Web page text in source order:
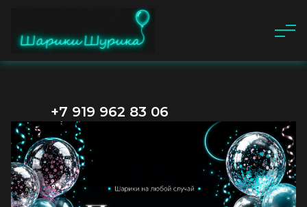
+7 919 962 83 06